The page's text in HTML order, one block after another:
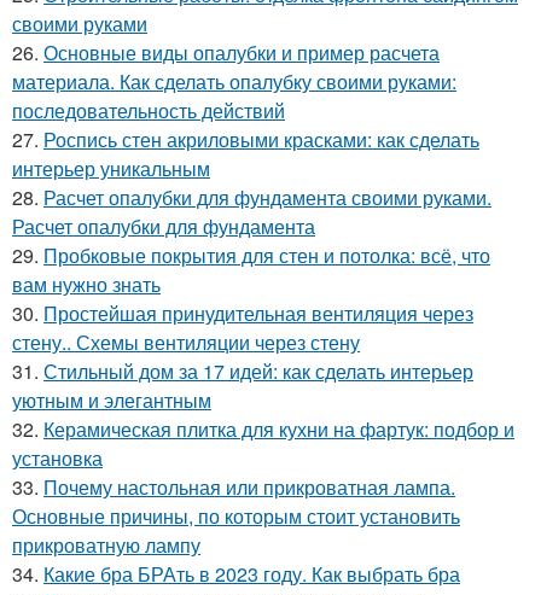
своими руками
26. Основные виды опалубки и пример расчета
материала. Как сделать опалубку своими руками:
последовательность действий
27. Роспись стен акриловыми красками: как сделать
интерьер уникальным
28. Расчет опалубки для фундамента своими руками.
Расчет опалубки для фундамента
29. Пробковые покрытия для стен и потолка: всё, что
вам нужно знать
30. Простейшая принудительная вентиляция через
стену.. Схемы вентиляции через стену
31. Стильный дом за 17 идей: как сделать интерьер
уютным и элегантным
32. Керамическая плитка для кухни на фартук: подбор и
установка
33. Почему настольная или прикроватная лампа.
Основные причины, по которым стоит установить
прикроватную лампу
34. Какие бра БРАть в 2023 году. Как выбрать бра